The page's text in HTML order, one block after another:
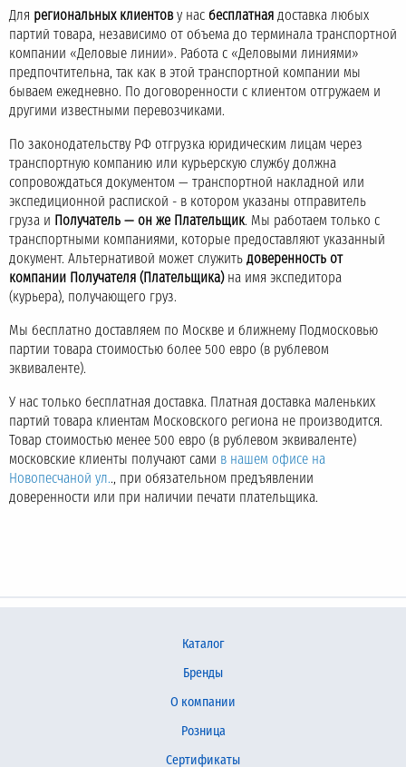
Для региональных клиентову нас бесплатная доставка любых
партий товара, независимо от объема до терминала транспортной
компании «Деловые линии». Работа с «Деловыми линиями»
предпочтительна, так как в этой транспортной компании мы
бываем ежедневно. По договоренности с клиентом отгружаем и
другими известными перевозчиками.
По законодательству РФ отгрузка юридическим лицам через
транспортную компанию или курьерскую службу должна
сопровождаться документом — транспортной накладной или
экспедиционной распиской - в котором указаны отправитель
груза и Получатель — он же Плательщик. Мы работаем только с
транспортными компаниями, которые предоставляют указанный
документ. Альтернативой может служить доверенность от
компании Получателя (Плательщика)на имя экспедитора
(курьера), получающего груз.
Мы бесплатно доставляем по Москве и ближнему Подмосковью
партии товара стоимостью более 500 евро (в рублевом
эквиваленте).
У нас только бесплатная доставка. Платная доставка маленьких
партий товара клиентам Московского региона не производится.
Товар стоимостью менее 500 евро (в рублевом эквиваленте)
московские клиенты получают сами в нашем офисе на
Новопесчаной ул.., при обязательном предъявлении
доверенности или при наличии печати плательщика.
Каталог
Бренды
О компании
Розница
Сертификаты